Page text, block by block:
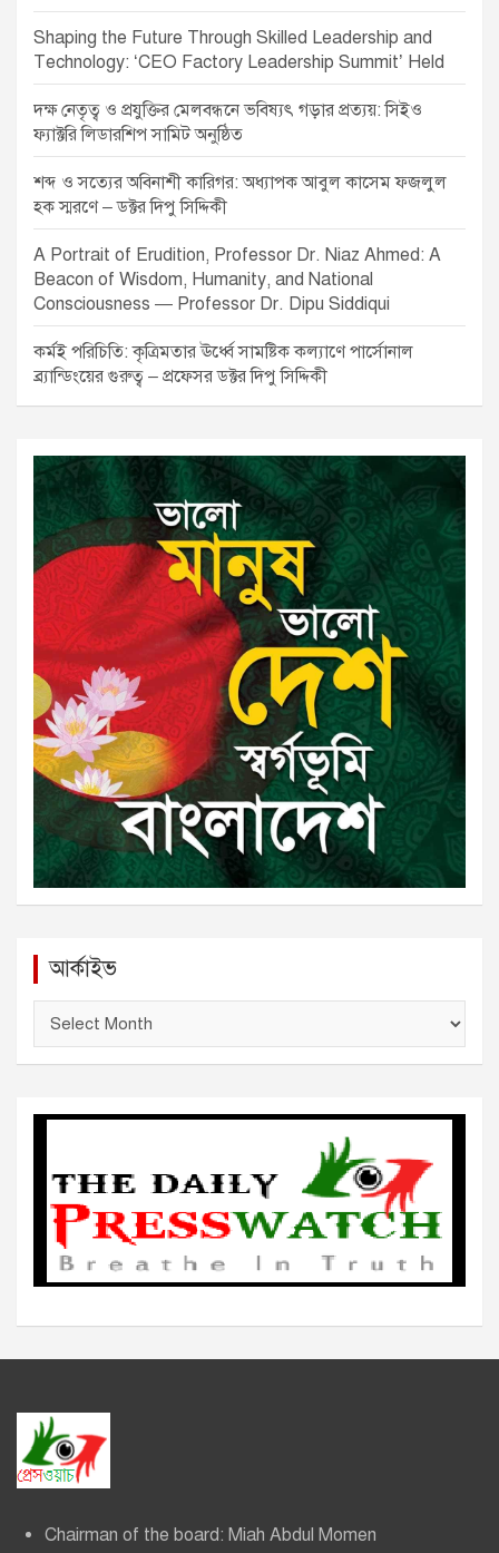
Shaping the Future Through Skilled Leadership and
Technology: ‘CEO Factory Leadership Summit’ Held
দক্ষ নেতৃত্ব ও প্রযুক্তির মেলবন্ধনে ভবিষ্যৎ গড়ার প্রত্যয়: সিইও
ফ্যাক্টরি লিডারশিপ সামিট অনুষ্ঠিত
শব্দ ও সত্যের অবিনাশী কারিগর: অধ্যাপক আবুল কাসেম ফজলুল
হক স্মরণে – ডক্টর দিপু সিদ্দিকী
A Portrait of Erudition, Professor Dr. Niaz Ahmed: A
Beacon of Wisdom, Humanity, and National
Consciousness — Professor Dr. Dipu Siddiqui
কর্মই পরিচিতি: কৃত্রিমতার ঊর্ধ্বে সামষ্টিক কল্যাণে পার্সোনাল
ব্র্যান্ডিংয়ের গুরুত্ব – প্রফেসর ডক্টর দিপু সিদ্দিকী
আর্কাইভ
ই
Chairman of the board: Miah Abdul Momen